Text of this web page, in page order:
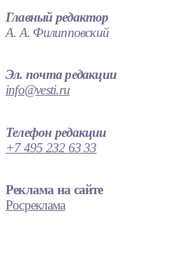
Главный редактор
А. А. Филипповский
Эл. почта редакции
info@vesti.ru
Телефон редакции
+7 495 232 63 33
Реклама на сайте
Росреклама